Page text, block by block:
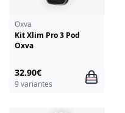
Oxva
Kit Xlim Pro 3 Pod
Oxva
32.90€
9 variantes